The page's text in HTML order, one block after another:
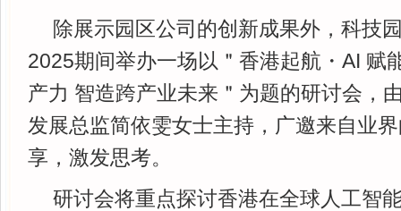
除展示园区公司的创新成果外，科技
2025期间举办一场以＂香港起航・AI 赋
产力 智造跨产业未来＂为题的研讨会，
发展总监简依雯女士主持，广邀来自业
享，激发思考。
研讨会将重点探讨香港在全球人工智